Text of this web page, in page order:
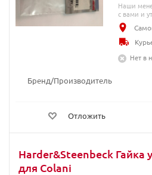
Бренд/Производитель
Отложить
Наши
с вами и
Нет в
Harder&Steenbeck Гайка
для Colani